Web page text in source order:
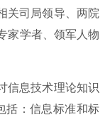
关司局领导、两院
家学者、领军人物
信息技术理论知识
括：信息标准和标